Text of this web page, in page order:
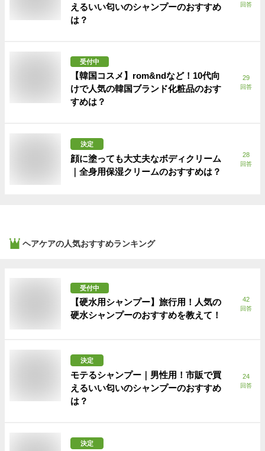
えるいい匂いのシャンプーのおすすめ
は？
回答
受付中
【韓国コスメ】rom&ndなど！10代向
けで人気の韓国ブランド化粧品のおす
すめは？
29
回答
決定
顔に塗っても大丈夫なボディクリーム
｜全身用保湿クリームのおすすめは？
28
回答
ヘアケアの人気おすすめランキング
受付中
【硬水用シャンプー】旅行用！人気の
硬水シャンプーのおすすめを教えて！
42
回答
決定
モテるシャンプー｜男性用！市販で買
えるいい匂いのシャンプーのおすすめ
は？
24
回答
決定